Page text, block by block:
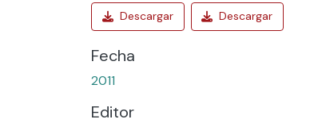
Fecha
2011
Editor